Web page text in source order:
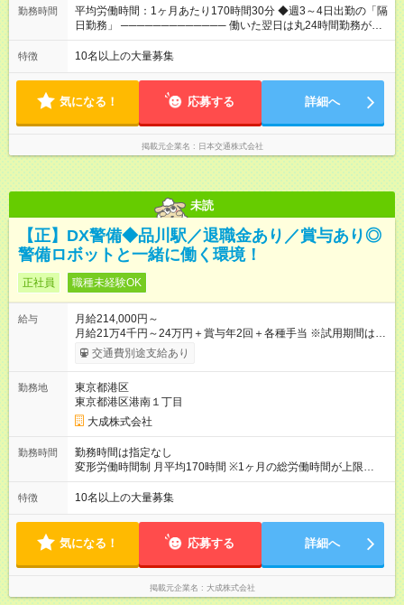
く」 ◆業界最高水準の歩合率で還元！ ───────────────
売上の62%が歩合や賞与として還元されるため、頑張った分だ
も！ 【試用期間】試用期間あり 試用期間の長さ：3ヶ月 雇用形
態、給与は本採用時と同じです。 試用期間中の労働条件は本採
用と同じです。
勤務時間
平均労働時間：1ヶ月あたり170時間30分 ◆週3～4日出勤の「隔
日勤務」 ───────────── 働いた翌日は丸24時間勤務が入
りません。 ◆最も稼ぎやすい時間帯で勤務
───────────── シフトは、15：00～翌10：00 ※月間労働
7.5h ※残業は基本的にありません 平均労働時間：1ヶ月あたり
170時間30分 ◆週3～4日出勤の「隔日勤務」
───────────── 働いた翌日は丸24時間勤務が入りませ
ん。 ◆最も稼ぎやすい時間帯で勤務 ───────────── シフ
トは、15：00～翌10：00 ※月間労働時間170.5h ※1回の乗務は
15.5h（休憩3h） ※研修中は実働時間7.5h ※残業は基本的にあり
特徴 10名以上の大量募集
気になる！ 応募する 詳細へ
掲載元企業名 日本交通株式会社
未読
【正】DX警備◆品川駅／退職金あり／賞与あり◎
警備ロボットと一緒に働く環境！
正社員 職種未経験OK
給与
月給214,000円～
月給21万4千円～24万円＋賞与年2回＋各種手当 ※試用期間は3
ヶ月で、条件に変更はありません。 【試用期間】試用期間あり
試用期間の長さ：3ヶ月 雇用形態、給与は本採用時と同じです。
交通費別途支給あり
勤務地
東京都港区
東京都港区港南１丁目
大成株式会社
勤務時間
勤務時間は指定なし
変形労働時間制 月平均170時間 ※1ヶ月の総労働時間が上限
173.8時間を超えない範囲であれば、法定労働時間である1日8時
間を超えての勤務が可能となる制度。 ※時間外手当は別途支給
00～翌9：00（仮眠休憩含めて8時間）など
特徴 10名以上の大量募集
気になる！ 応募する 詳細へ
掲載元企業名 大成株式会社